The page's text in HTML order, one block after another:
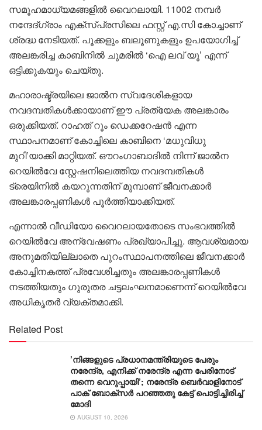
സമൂഹമാധ്യമങ്ങളിൽ വൈറലായി. 11002 നമ്പർ
നന്ദേദ്ഗ്രാം എക്സ്പ്രസിലെ ഫസ്റ്റ് എ.സി കോച്ചാണ്
ശ്രദ്ധ നേടിയത്. പൂക്കളും ബലൂണുകളും ഉപയോഗിച്ച്
അലങ്കരിച്ച കാബിനിൽ ചുമരിൽ ‘ഐ ലവ് യൂ’ എന്ന്
ഒട്ടിക്കുകയും ചെയ്തു.
മഹാരാഷ്ട്രയിലെ ജാൽന സ്വദേശികളായ
നവദമ്പതികൾക്കായാണ് ഈ പ്രത്യേക അലങ്കാരം
ഒരുക്കിയത്. റാഹത് റൂം ഡെക്കറേഷൻ എന്ന
സ്ഥാപനമാണ് കോച്ചിലെ കാബിനെ ‘മധുവിധു
മുറി’യാക്കി മാറ്റിയത്. ഔറംഗാബാദിൽ നിന്ന് ജാൽന
റെയിൽവേ സ്റ്റേഷനിലെത്തിയ നവദമ്പതികൾ
ട്രെയിനിൽ കയറുന്നതിന് മുമ്പാണ് ജീവനക്കാർ
അലങ്കാരപ്പണികൾ പൂർത്തിയാക്കിയത്.
എന്നാൽ വീഡിയോ വൈറലായതോടെ സംഭവത്തിൽ
റെയിൽവേ അന്വേഷണം പ്രഖ്യാപിച്ചു. ആവശ്യമായ
അനുമതിയില്ലാതെ പുറംസ്ഥാപനത്തിലെ ജീവനക്കാർ
കോച്ചിനകത്ത് പ്രവേശിച്ചതും അലങ്കാരപ്പണികൾ
നടത്തിയതും ഗുരുതര ചട്ടലംഘനമാണെന്ന് റെയിൽവേ
അധികൃതർ വ്യക്തമാക്കി.
Related Post
’നിങ്ങളുടെ പ്രധാനമന്ത്രിയുടെ പേരും
നരേന്ദ്ര, എനിക്ക് നരേന്ദ്ര എന്ന പേരിനോട്
തന്നെ വെറുപ്പായി’; നരേന്ദ്ര ബെർവാളിനോട്
പാക് ബോക്സർ പറഞ്ഞതു കേട്ട് പൊട്ടിച്ചിരിച്ച്
മോദി
AUGUST 10, 2026